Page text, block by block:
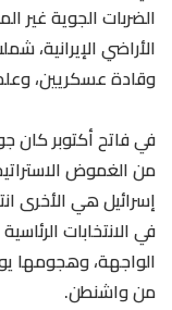
الضربات الجوية
الأراضي الإيرانية،
وقادة عسكريين،
في فاتح أكتوبر كان
من الغموض
إسرائيل هي الأخرى
في الانتخابات
الواجهة، وهجومها
من واشنطن.